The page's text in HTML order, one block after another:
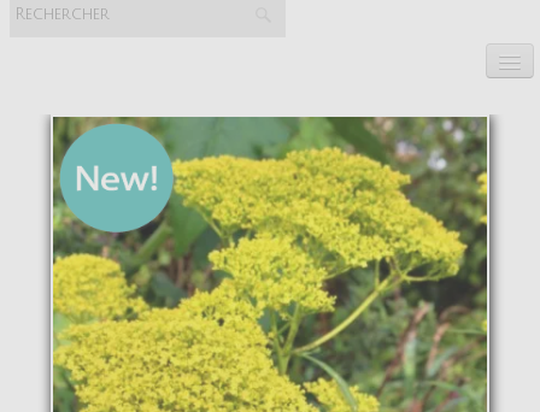
La pépinière
Boutique
Événements▼
Infos
Avis